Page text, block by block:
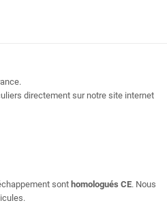
directement sur notre site internet
sont homologués CE. Nous